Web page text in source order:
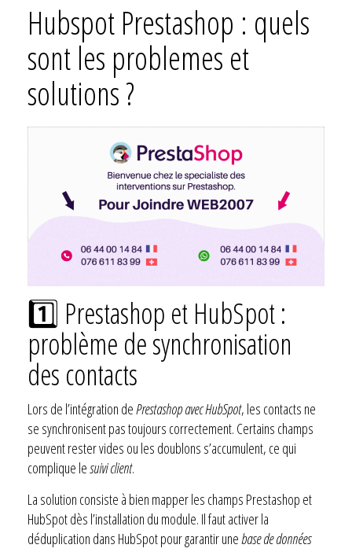
Hubspot Prestashop : quels
sont les problemes et
solutions ?
1️⃣ Prestashop et HubSpot :
problème de synchronisation
des contacts
Lors de l’intégration dePrestashop avec HubSpot, les contacts ne
se synchronisent pas toujours correctement. Certains champs
peuvent rester vides ou les doublons s’accumulent, ce qui
complique lesuivi client.
La solution consiste à bien mapper les champs Prestashop et
HubSpot dès l’installation du module. Il faut activer la
déduplication dans HubSpot pour garantir une base de données